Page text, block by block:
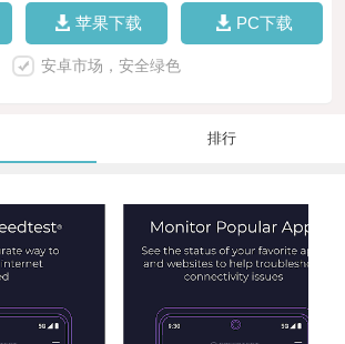
苹果下载 PC下载
安卓市场，安全绿色
排行